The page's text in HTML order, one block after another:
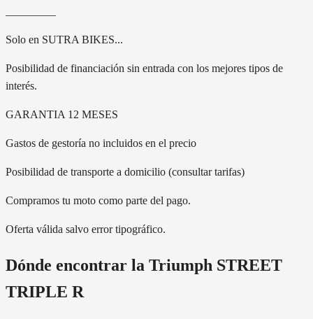
Solo en SUTRA BIKES...
Posibilidad de financiación sin entrada con los mejores tipos de
interés.
GARANTIA 12 MESES
Gastos de gestoría no incluidos en el precio
Posibilidad de transporte a domicilio (consultar tarifas)
Compramos tu moto como parte del pago.
Oferta válida salvo error tipográfico.
Dónde encontrar la Triumph STREET
TRIPLE R